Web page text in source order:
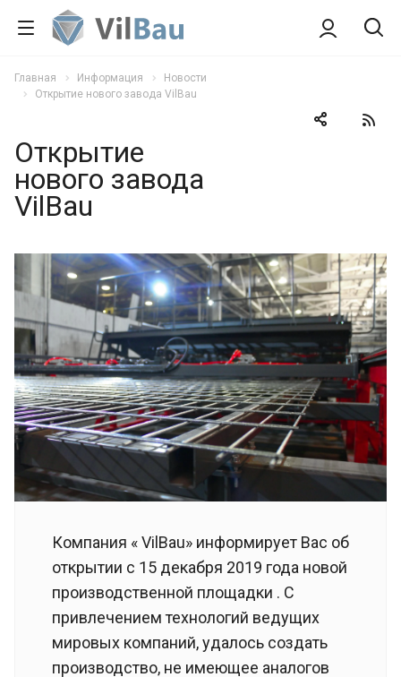
Главная Информация
Новости
Открытие нового завода VilBau
Открытие
нового завода
VilBau
Компания « VilBau» информирует Вас об
открытии с 15 декабря 2019 года новой
производственной площадки . С
привлечением технологий ведущих
мировых компаний, удалось создать
производство, не имеющее аналогов